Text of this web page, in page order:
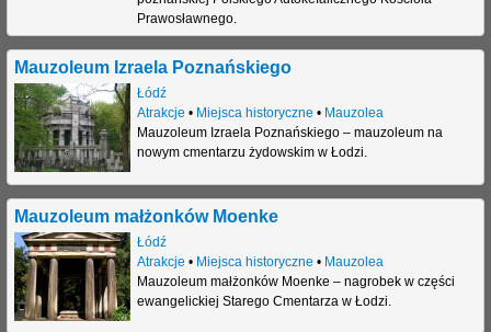
Prawosławnego.
Mauzoleum Izraela Poznańskiego
Łódź
Atrakcje • Miejsca historyczne • Mauzolea
Mauzoleum Izraela Poznańskiego – mauzoleum na
nowym cmentarzu żydowskim w Łodzi.
Mauzoleum małżonków Moenke
Łódź
Atrakcje • Miejsca historyczne • Mauzolea
Mauzoleum małżonków Moenke – nagrobek w części
ewangelickiej Starego Cmentarza w Łodzi.